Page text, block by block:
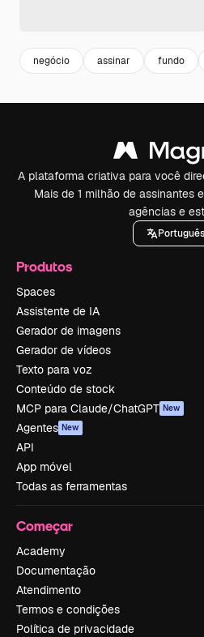
negócio assinar fundo
A plataforma criativa para você
Mais de 1 milhão de assinantes
agências e
Português
Produtos
Spaces
Assistente de IA
Gerador de imagens
Gerador de vídeos
Texto para voz
Conteúdo de stock
MCP para Claude/ChatGPT New
Agentes New
API
App móvel
Todas as ferramentas
Começar
Academy
Documentação
Atendimento
Termos e condições
Política de privacidade